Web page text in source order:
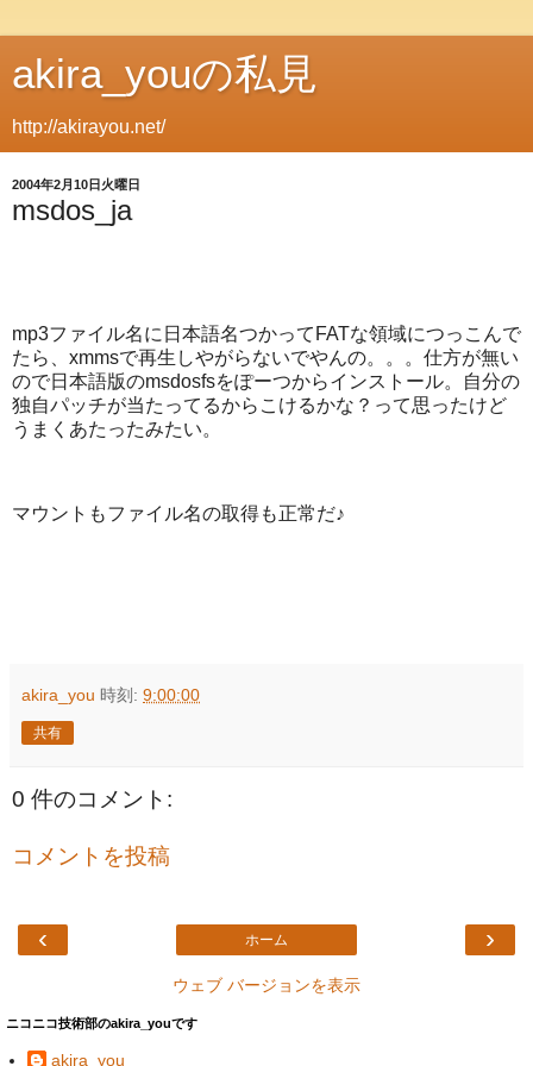
akira_youの私見
http://akirayou.net/
2004年2月10日火曜日
msdos_ja
mp3ファイル名に日本語名つかってFATな領域につっこんで
たら、xmmsで再生しやがらないでやんの。。。仕方が無い
ので日本語版のmsdosfsをぽーつからインストール。自分の
独自パッチが当たってるからこけるかな？って思ったけど
うまくあたったみたい。
マウントもファイル名の取得も正常だ♪
akira_you 時刻: 9:00:00
共有
0 件のコメント:
コメントを投稿
‹ ›
ホーム
ウェブ バージョンを表示
ニコニコ技術部のakira_youです
akira_you